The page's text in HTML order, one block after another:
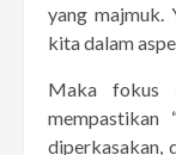
yang majmuk.
kita dalam
Maka fokus
mempastikan
diperkasakan,